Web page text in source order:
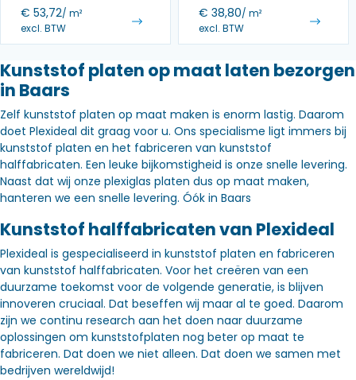
€ 53,72/ m²
excl. BTW
€ 38,80/ m²
excl. BTW
Kunststof platen op maat laten bezorgen
in Baars
Zelf kunststof platen op maat maken is enorm lastig. Daarom
doet Plexideal dit graag voor u. Ons specialisme ligt immers bij
kunststof platen en het fabriceren van kunststof
halffabricaten. Een leuke bijkomstigheid is onze snelle levering.
Naast dat wij onze plexiglas platen dus op maat maken,
hanteren we een snelle levering. Óók in Baars
Kunststof halffabricaten van Plexideal
Plexideal is gespecialiseerd in kunststof platen en fabriceren
van kunststof halffabricaten. Voor het creëren van een
duurzame toekomst voor de volgende generatie, is blijven
innoveren cruciaal. Dat beseffen wij maar al te goed. Daarom
zijn we continu research aan het doen naar duurzame
oplossingen om kunststofplaten nog beter op maat te
fabriceren. Dat doen we niet alleen. Dat doen we samen met
bedrijven wereldwijd!